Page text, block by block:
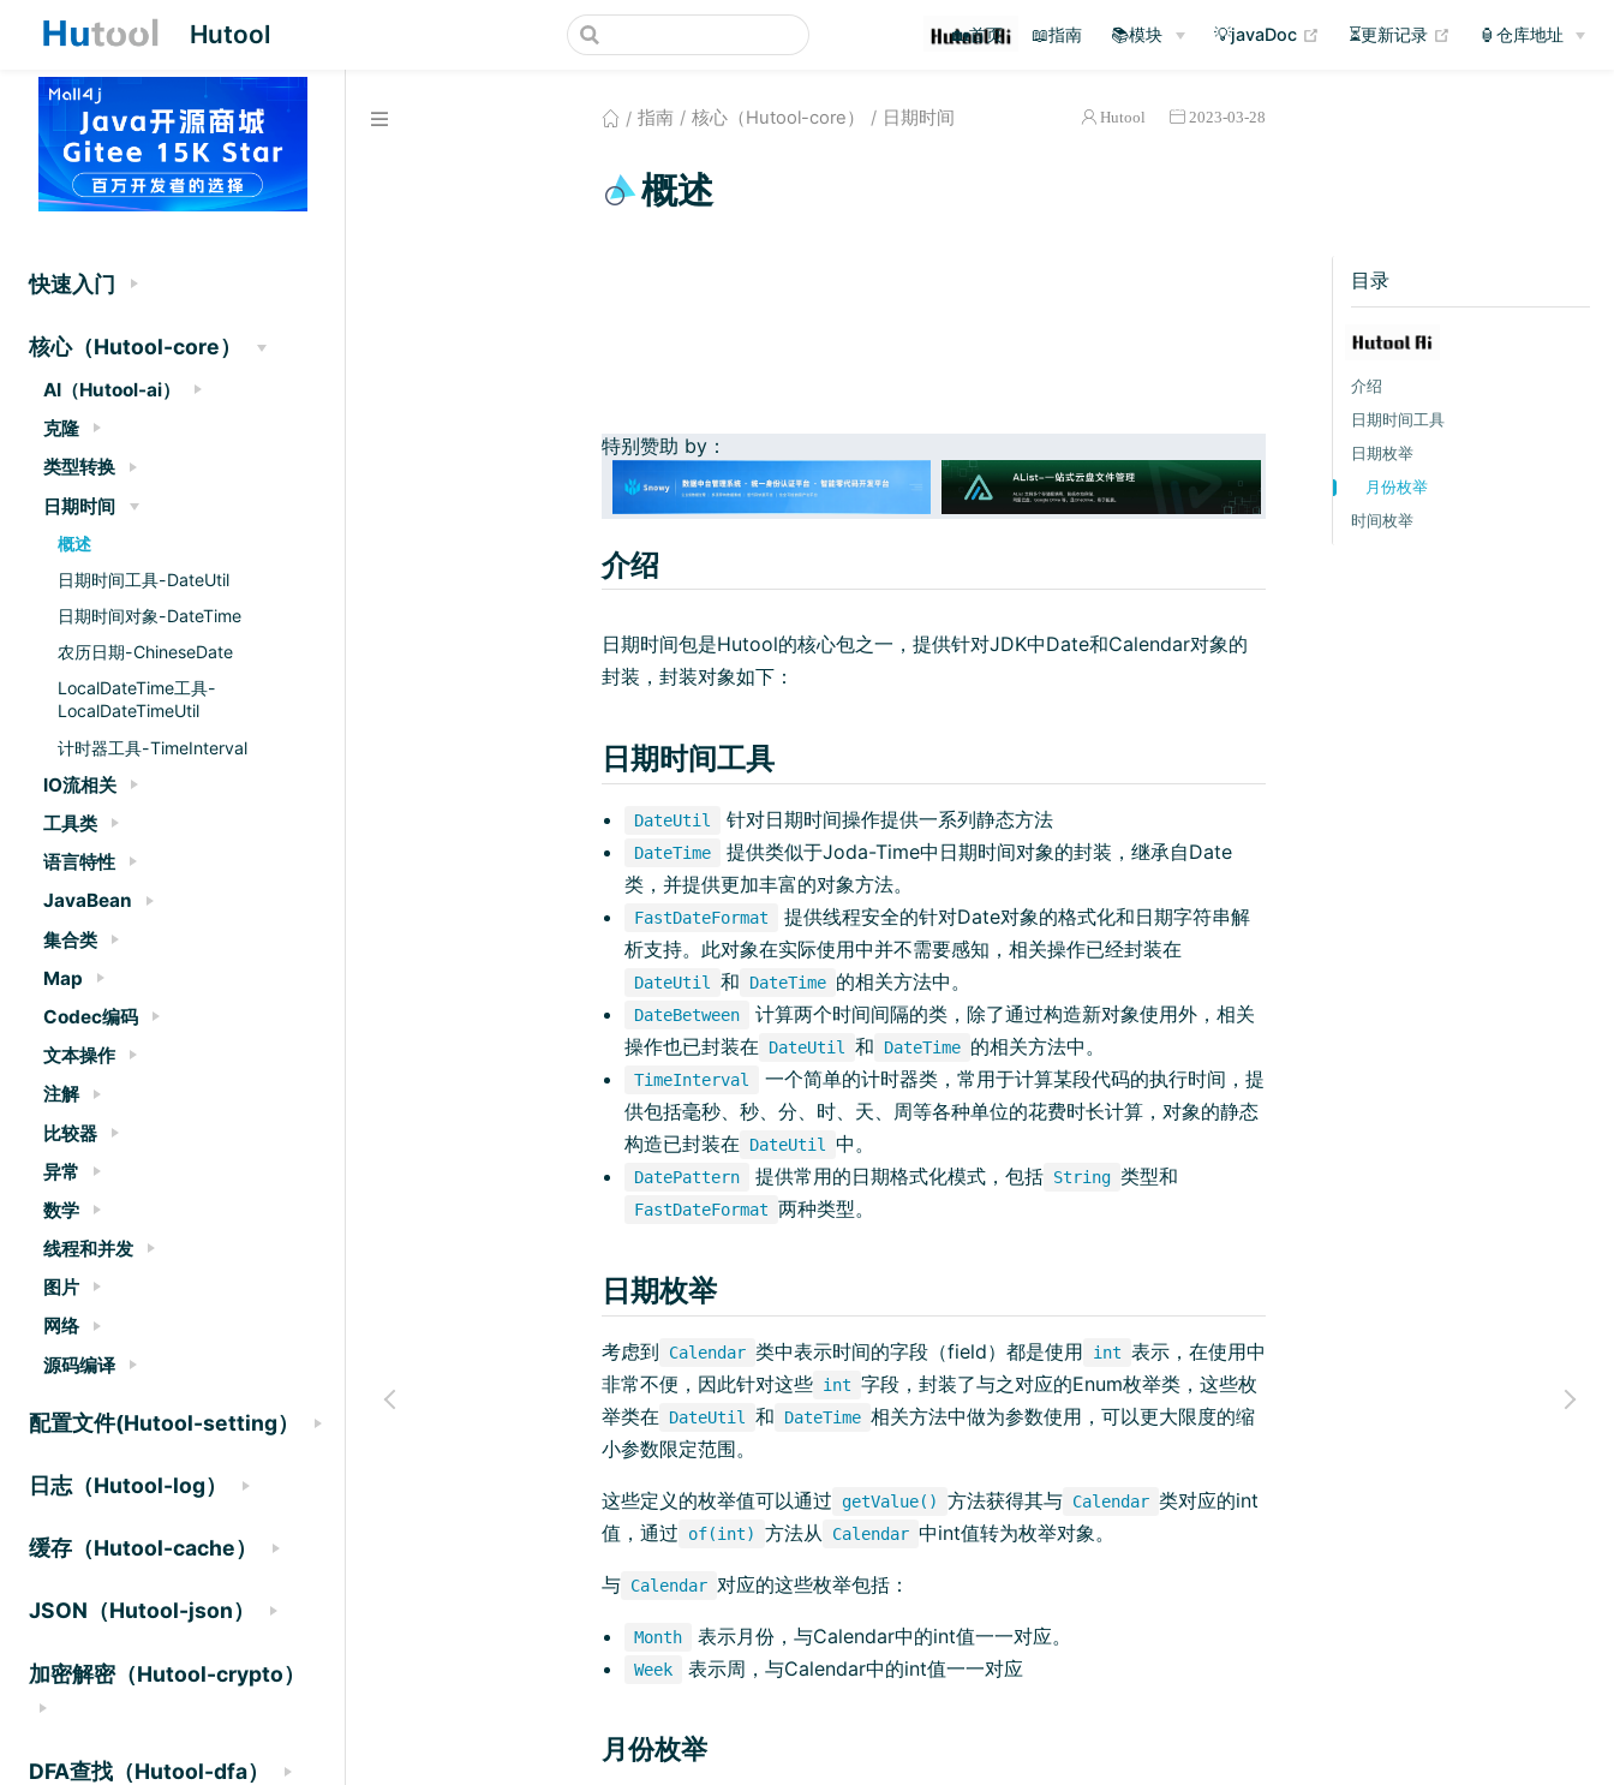
Hutool (opens new window)
🏡首页 📖指南 📚模块 💡javaDoc (opens new window)
⏳更新记录 (opens new
🏮仓库地址
快速入门
核心（Hutool-core）
AI（Hutool-ai）
克隆
类型转换
日期时间
概述
日期时间工具-DateUtil
日期时间对象-DateTime
农历日期-ChineseDate
LocalDateTime工具-
LocalDateTimeUtil
计时器工具-TimeInterval
IO流相关
工具类
语言特性
JavaBean
集合类
Map
Codec编码
文本操作
注解
比较器
异常
数学
线程和并发
图片
网络
源码编译
配置文件(Hutool-setting）
日志（Hutool-log）
缓存（Hutool-cache）
JSON（Hutool-json）
加密解密（Hutool-crypto）
DFA查找（Hutool-dfa）
指南 核心（Hutool-core） 日期时间 Hutool 2023-03-28
目录
介绍
日期时间工具
日期枚举
月份枚举
时间枚举
概述
特别赞助 by：
介绍
日期时间包是Hutool的核心包之一，提供针对JDK中Date和Calendar对象的
封装，封装对象如下：
日期时间工具
DateUtil 针对日期时间操作提供一系列静态方法
DateTime
提供类似于Joda-Time中日期时间对象的封装，继承自Date
类，并提供更加丰富的对象方法。
FastDateFormat
提供线程安全的针对Date对象的格式化和日期字符串解
析支持。此对象在实际使用中并不需要感知，相关操作已经封装在
DateUtil 和 DateTime 的相关方法中。
DateBetween
计算两个时间间隔的类，除了通过构造新对象使用外，相关
操作也已封装在
DateUtil 和 DateTime 的相关方法中。
TimeInterval
一个简单的计时器类，常用于计算某段代码的执行时间，提
供包括毫秒、秒、分、时、天、周等各种单位的花费时长计算，对象的静态
构造已封装在
DateUtil 中。
DatePattern 提供常用的日期格式化模式，包括 String 类型和
FastDateFormat 两种类型。
日期枚举
考虑到 Calendar 类中表示时间的字段（field）都是使用 int 表示，在使用中
非常不便，因此针对这些 int 字段，封装了与之对应的Enum枚举类，这些枚
举类在
DateUtil 和 DateTime 相关方法中做为参数使用，可以更大限度的缩
小参数限定范围。
这些定义的枚举值可以通过 getValue() 方法获得其与 Calendar 类对应的int
值，通过
of(int) 方法从 Calendar 中int值转为枚举对象。
与 Calendar 对应的这些枚举包括：
Month 表示月份，与Calendar中的int值一一对应。
Week 表示周，与Calendar中的int值一一对应
月份枚举